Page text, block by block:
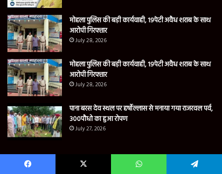
मोहला पुलिस की बड़ी कार्यवाही, 19पेटी अवैध शराब के साथ
आरोपी गिरफ्तार
July 28, 2026
मोहला पुलिस की बड़ी कार्यवाही, 19पेटी अवैध शराब के साथ
आरोपी गिरफ्तार
July 28, 2026
पाना बरस देव स्थल पर हर्षोल्लास से मनाया गया राजरवल पर्व,
300पौधो का हुआ रोपण
July 27, 2026
Contact us